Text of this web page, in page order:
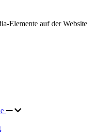
Elemente auf der Website